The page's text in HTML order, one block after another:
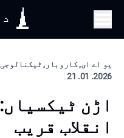
یو اے ای, کاروبار,
2026. 01. 21
اڑن
انقلاب قریب